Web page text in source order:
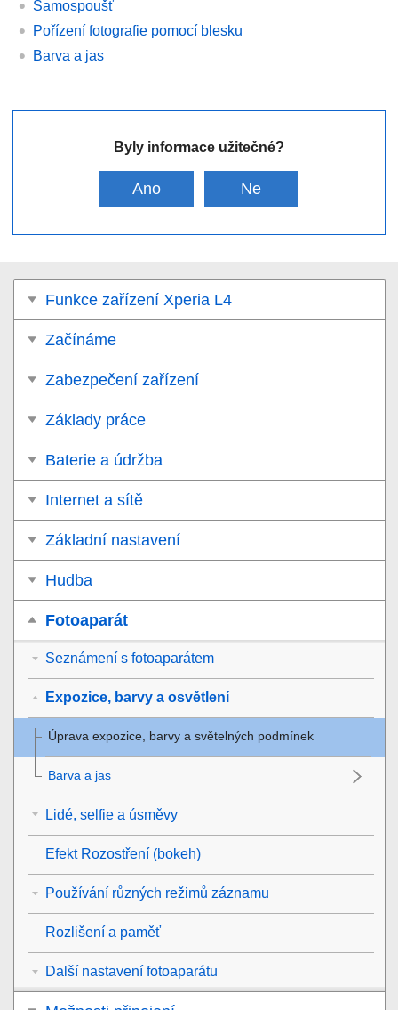
Samospoušť
Pořízení fotografie pomocí blesku
Barva a jas
Byly informace užitečné?
Ano Ne
Funkce zařízení Xperia L4
Začínáme
Zabezpečení zařízení
Základy práce
Baterie a údržba
Internet a sítě
Základní nastavení
Hudba
Fotoaparát
Seznámení s fotoaparátem
Expozice, barvy a osvětlení
Úprava expozice, barvy a světelných podmínek
Barva a jas
Lidé, selfie a úsměvy
Efekt Rozostření (bokeh)
Používání různých režimů záznamu
Rozlišení a paměť
Další nastavení fotoaparátu